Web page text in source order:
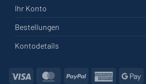
Ihr Konto
Bestellungen
Kontodetails
Visa MasterCardPayPal